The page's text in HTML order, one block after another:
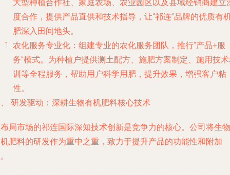
大型种植合作社、家庭农场、农业园区以及县域经销商建立
度合作，提供产品直供和技术指导，让“祁连”品牌的优质有
肥深入田间地头。
农化服务专业化 ：组建专业的农化服务团队，推行“产品+服
务”模式。为种植户提供测土配方、施肥方案制定、施用技
训等全程服务，帮助用户科学用肥，提升效果，增强客户粘
性。
研发驱动：深耕生物有机肥料核心技术
局市场的祁连国际深知技术创新是竞争力的核心。公司将生物
肥料的研发作为重中之重，致力于提升产品的功能性和附加